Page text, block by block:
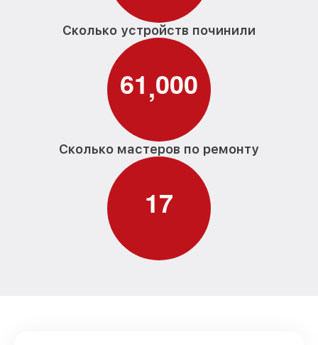
Сколько устройств починили
61,000
Сколько мастеров по ремонту
17